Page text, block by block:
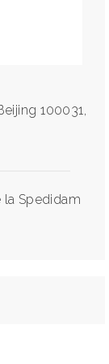
100031,
la Spedidam